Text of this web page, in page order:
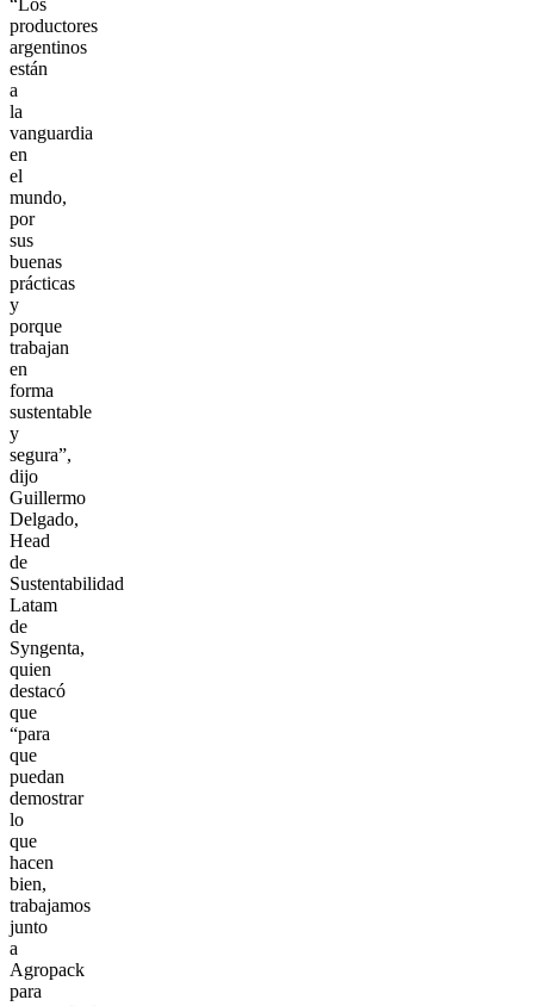
“Los
productores
argentinos
están
a
la
vanguardia
en
el
mundo,
por
sus
buenas
prácticas
y
porque
trabajan
en
forma
sustentable
y
segura”,
dijo
Guillermo
Delgado,
Head
de
Sustentabilidad
Latam
de
Syngenta,
quien
destacó
que
“para
que
puedan
demostrar
lo
que
hacen
bien,
trabajamos
junto
a
Agropack
para